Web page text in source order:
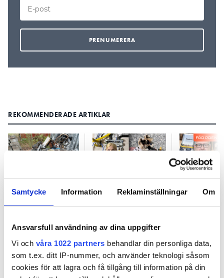
Samtycke Information Reklaminställningar Om
Ansvarsfull användning av dina uppgifter
Vi och våra 1022 partners behandlar din personliga data,
som t.ex. ditt IP-nummer, och använder teknologi såsom
cookies för att lagra och få tillgång till information på din
REKOMMENDERADE ARTIKLAR
Uttag, centraler
Vanligaste
leda till
kortslutning
FÖR
”Därför